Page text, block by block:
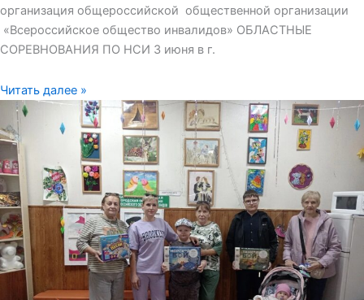
организация общероссийской общественной организации
«Всероссийское общество инвалидов» ОБЛАСТНЫЕ
СОРЕВНОВАНИЯ ПО НСИ 3 июня в г.
Читать далее »